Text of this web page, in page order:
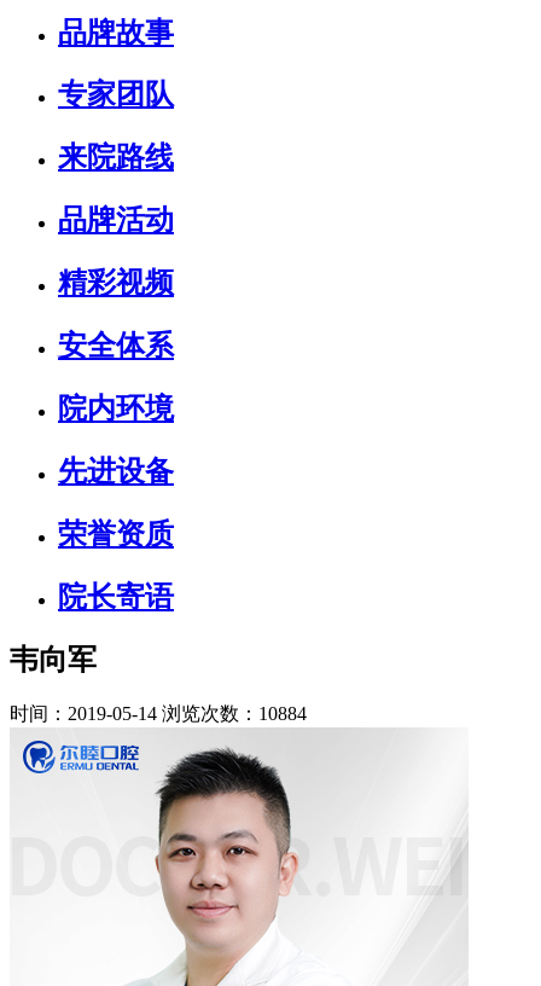
品牌故事
专家团队
来院路线
品牌活动
精彩视频
安全体系
院内环境
先进设备
荣誉资质
院长寄语
韦向军
时间：2019-05-14 浏览次数：10884